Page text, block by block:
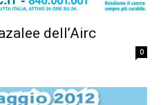
dell’Airc
0